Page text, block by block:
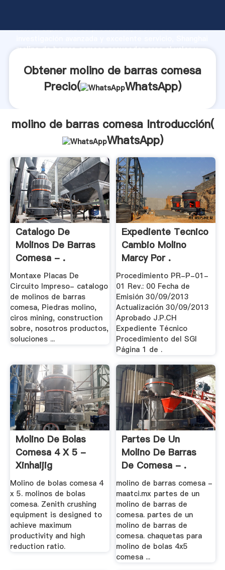
fuerte capacidad de producción, fuerza de
molino de barras comesa proveedor crea el valor y
Obtener molino de barras comesa
Precio(
WhatsApp)
molino de barras comesa Introducción(
WhatsApp)
Catalogo De
Molinos De Barras
Comesa - .
Montaxe Placas De
Circuito Impreso- catalogo
de molinos de barras
comesa, Piedras molino,
ciros mining, construction
sobre, nosotros productos,
soluciones ...
Expediente Tecnico
Cambio Molino
Marcy Por .
Procedimiento PR-P-01-
01 Rev.: 00 Fecha de
Emisión 30/09/2013
Actualización 30/09/2013
Aprobado J.P.CH
Expediente Técnico
Procedimiento del SGI
Página 1 de .
Molino De Bolas
Comesa 4 X 5 -
Xinhaijig
Molino de bolas comesa 4
x 5. molinos de bolas
comesa. Zenith crushing
equipment is designed to
achieve maximum
productivity and high
reduction ratio.
Partes De Un
Molino De Barras
De Comesa - .
molino de barras comesa -
maatci.mx partes de un
molino de barras de
comesa. partes de un
molino de barras de
comesa. chaquetas para
molino de bolas 4x5
comesa ...